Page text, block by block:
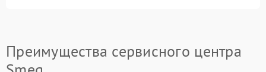
Преимущества сервисного центра